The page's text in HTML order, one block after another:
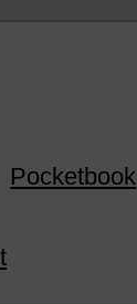
Pocketbook